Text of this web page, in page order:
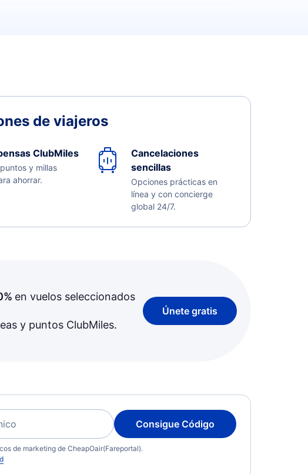
de viajeros
ClubMiles
y millas
ahorrar.
Cancelaciones
sencillas
Opciones prácticas en
línea y con concierge
global 24/7.
en vuelos seleccionados
y puntos ClubMiles.
Únete gratis
Consigue Código
de marketing de CheapOair(Fareportal).